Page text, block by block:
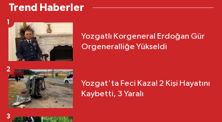
Trend Haberler
Yozgatlı Korgeneral Erdoğan Gür
Orgeneralliğe Yükseldi
1
Yozgat'ta Feci Kaza! 2 Kişi Hayatını
Kaybetti, 3 Yaralı
2
3